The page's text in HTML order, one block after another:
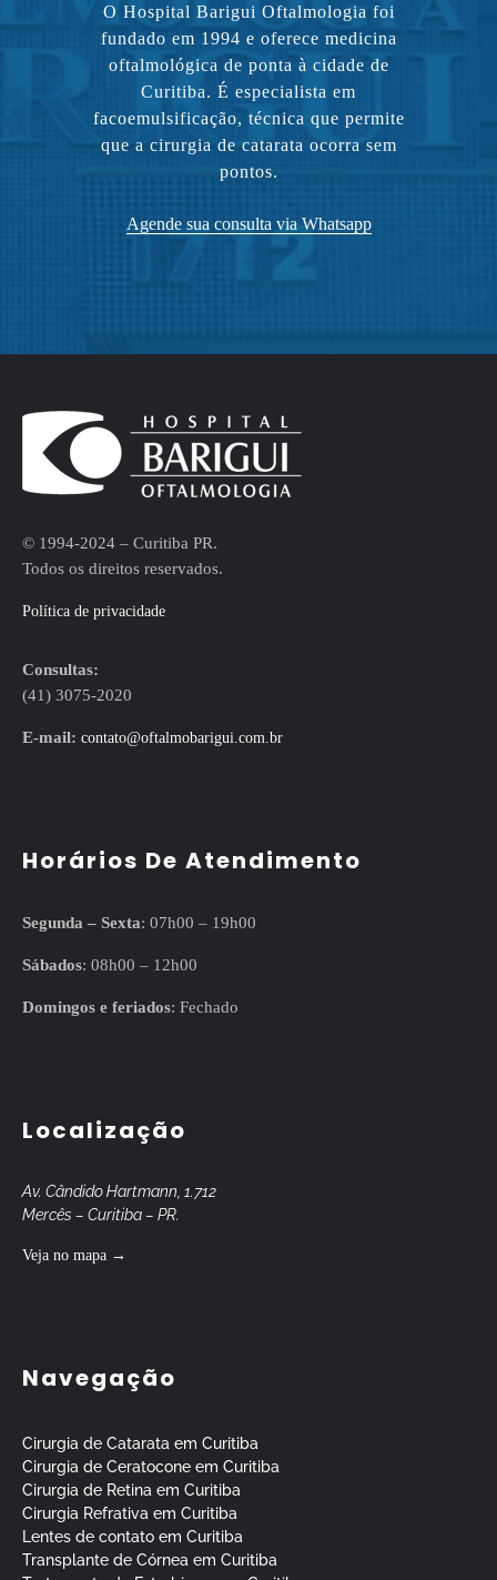
O Hospital Barigui Oftalmologia foi
fundado em 1994 e oferece medicina
oftalmológica de ponta à cidade de
Curitiba. É especialista em
facoemulsificação, técnica que permite
que a cirurgia de catarata ocorra sem
pontos.
Agende sua consulta via Whatsapp
© 1994-2024 – Curitiba PR.
Todos os direitos reservados.
Política de privacidade
Consultas:
(41) 3075-2020
E-mail: contato@oftalmobarigui.com.br
Horários De Atendimento
Segunda – Sexta: 07h00 – 19h00
Sábados: 08h00 – 12h00
Domingos e feriados: Fechado
Localização
Av. Cândido Hartmann, 1.712
Mercês – Curitiba – PR.
Veja no mapa →
Navegação
Cirurgia de Catarata em Curitiba
Cirurgia de Ceratocone em Curitiba
Cirurgia de Retina em Curitiba
Cirurgia Refrativa em Curitiba
Lentes de contato em Curitiba
Transplante de Córnea em Curitiba